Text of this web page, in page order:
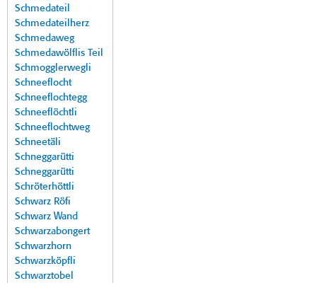
Schmedateil
Schmedateilherz
Schmedaweg
Schmedawölflis Teil
Schmogglerwegli
Schneeflocht
Schneeflochtegg
Schneeflöchtli
Schneeflochtweg
Schneetäli
Schneggarütti
Schneggarütti
Schröterhöttli
Schwarz Röfi
Schwarz Wand
Schwarzabongert
Schwarzhorn
Schwarzköpfli
Schwarztobel